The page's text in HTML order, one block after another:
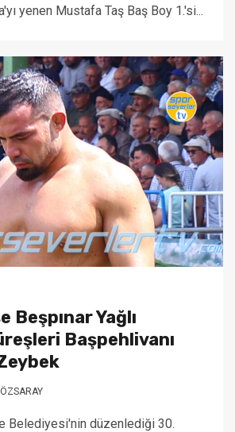
yenen Mustafa Taş Baş Boy 1.'si...
Beşpınar Yağlı
Başpehlivanı
Belediyesi'nin düzenlediği 30.